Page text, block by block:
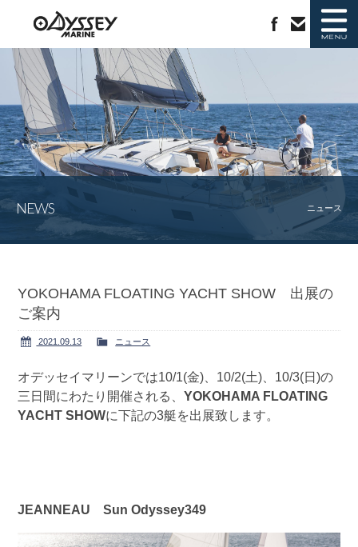
ニュース
中古艇情報 ラインナップ
ジャノー社について 会社概要
NEWS ニュース
YOKOHAMA FLOATING YACHT SHOW 出展の
ご案内
2021.09.13 ニュース
オデッセイマリーンでは10/1(金)、10/2(土)、10/3(日)の
三日間にわたり開催される、YOKOHAMA FLOATING
YACHT SHOWに下記の3艇を出展致します。
JEANNEAUSun Odyssey349